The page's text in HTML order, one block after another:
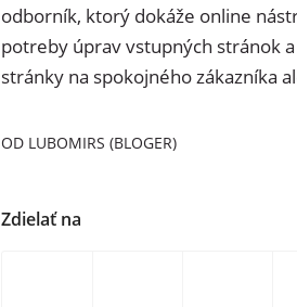
odborník, ktorý dokáže online
potreby úprav vstupných stránok
stránky na spokojného zákazníka
OD LUBOMIRS (BLOGER)
Zdielať na